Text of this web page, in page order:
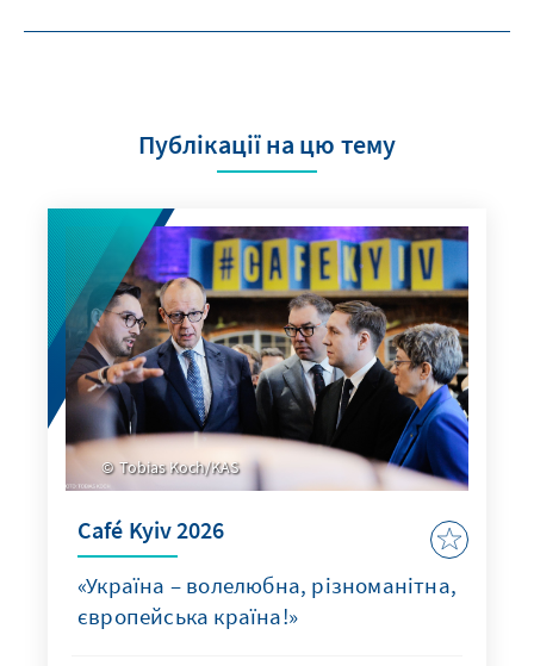
Публікації на цю тему
Tobias Koch/KAS
Café Kyiv 2026
«Україна – волелюбна, різноманітна,
європейська країна!»